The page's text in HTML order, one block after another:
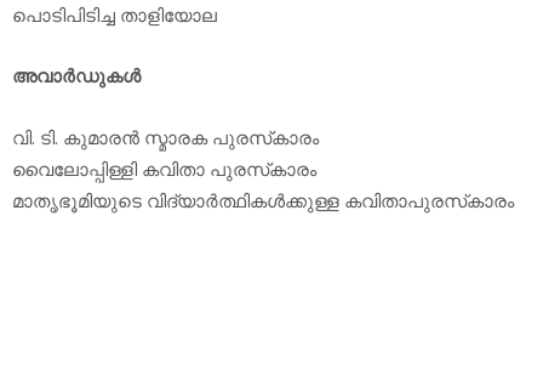
പൊടിപിടിച്ച താളിയോല
അവാര്‍ഡുകള്‍
വി. ടി. കുമാരന്‍ സ്മാരക പുരസ്‌കാരം
വൈലോപ്പിള്ളി കവിതാ പുരസ്‌കാരം
മാതൃഭൂമിയുടെ വിദ്യാര്‍ത്ഥികള്‍ക്കുള്ള കവിതാപുരസ്‌കാരം